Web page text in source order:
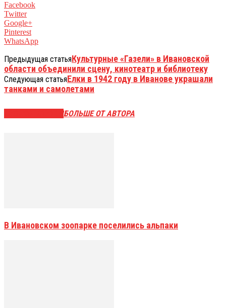
Facebook
Twitter
Google+
Pinterest
WhatsApp
Предыдущая статьяКультурные «Газели» в Ивановской
области объединили сцену, кинотеатр и библиотеку
Следующая статьяЕлки в 1942 году в Иванове украшали
танками и самолетами
БОЛЬШЕ ОТ АВТОРА
В Ивановском зоопарке поселились альпаки